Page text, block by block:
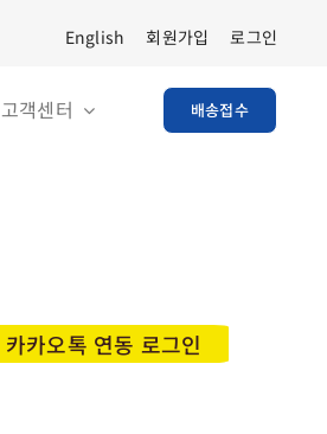
English 회원가입 로그인
고객센터 배송접수
카카오톡 연동 로그인